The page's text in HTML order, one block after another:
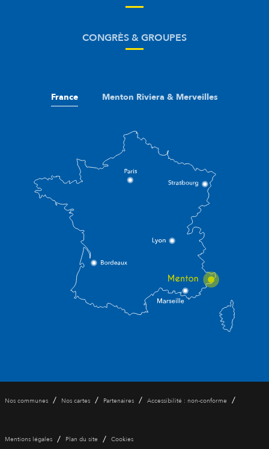
CONGRÈS & GROUPES
France Menton Riviera & Merveilles
Nos communes / Nos cartes / Partenaires / Accessibilité : non-conforme /
Mentions légales / Plan du site / Cookies